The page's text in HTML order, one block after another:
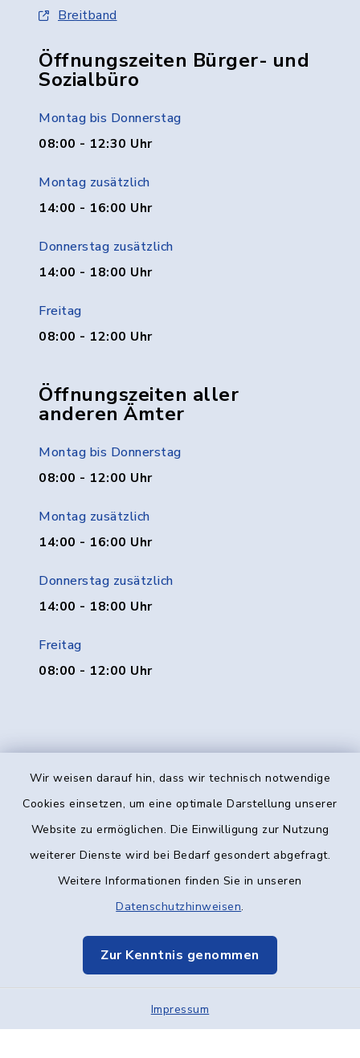
Wir weisen darauf hin, dass wir technisch notwendige
Cookies einsetzen, um eine optimale Darstellung unserer
Website zu ermöglichen. Die Einwilligung zur Nutzung
weiterer Dienste wird bei Bedarf gesondert abgefragt.
Weitere Informationen finden Sie in unseren
Datenschutzhinweisen.
Zur Kenntnis genommen
Impressum
Breitband
Öffnungszeiten Bürger- und
Sozialbüro
Montag bis Donnerstag
08:00 - 12:30 Uhr
Montag zusätzlich
14:00 - 16:00 Uhr
Donnerstag zusätzlich
14:00 - 18:00 Uhr
Freitag
08:00 - 12:00 Uhr
Öffnungszeiten aller
anderen Ämter
Montag bis Donnerstag
08:00 - 12:00 Uhr
Montag zusätzlich
14:00 - 16:00 Uhr
Donnerstag zusätzlich
14:00 - 18:00 Uhr
Freitag
08:00 - 12:00 Uhr
Kontakt
Datenschutz
Elektronische Kommunikation
Sitemap